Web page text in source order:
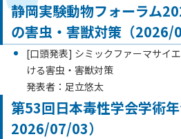
静岡実験動物フォーラム
の害虫・害獣対策（2026/
[口頭発表] シミックファーマサイ
ける害虫・害獣対策
発表者：足立悠太
第53回日本毒性学会学術
2026/07/03）